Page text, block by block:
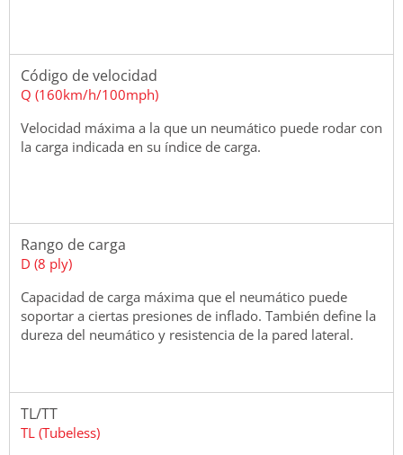
Código de velocidad
Q (160km/h/100mph)
Velocidad máxima a la que un neumático puede rodar con
la carga indicada en su índice de carga.
Rango de carga
D (8 ply)
Capacidad de carga máxima que el neumático puede
soportar a ciertas presiones de inflado. También define la
dureza del neumático y resistencia de la pared lateral.
TL/TT
TL (Tubeless)